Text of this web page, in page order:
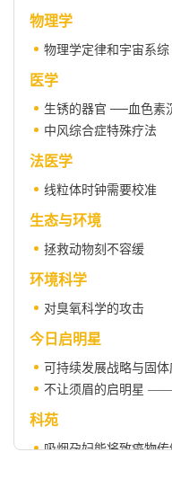
物理学
物理学定律和宇宙系综
医学
生锈的器官 ──血色素
中风综合症特殊疗法
法医学
线粒体时钟需要校准
生态与环境
拯救动物刻不容缓
环境科学
对臭氧科学的攻击
今日启明星
可持续发展战略与固
科苑
吸烟孕妇能将致癌物